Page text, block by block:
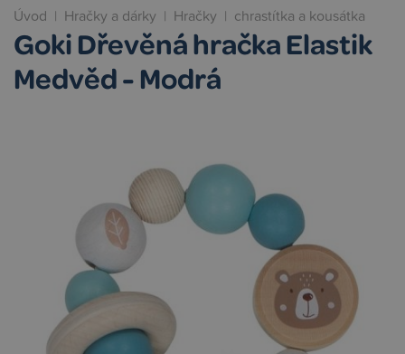
Úvod | Hračky a dárky | Hračky | chrastítka a kousátka
Goki Dřevěná hračka Elastik
Medvěd - Modrá